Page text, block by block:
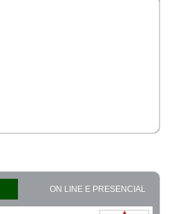
ON LINE E PRESENCIAL